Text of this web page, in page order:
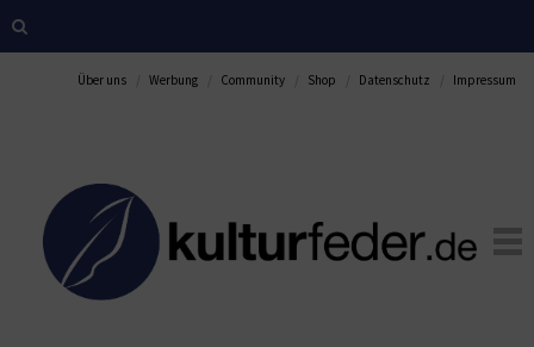
Über uns Werbung Community Shop Datenschutz Impressum